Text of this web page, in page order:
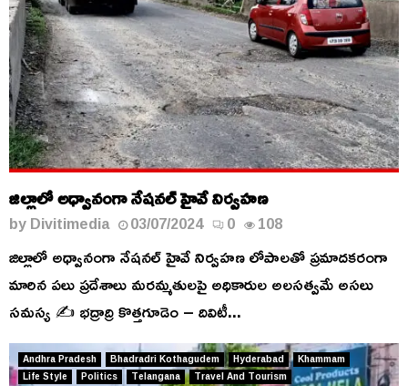
జిల్లాలో అధ్వానంగా నేషనల్ హైవే నిర్వహణ
byDivitimedia 03/07/2024 0 108
జిల్లాలో అధ్వానంగా నేషనల్ హైవే నిర్వహణ లోపాలతో ప్రమాదకరంగా
మారిన పలు ప్రదేశాలు మరమ్మతులపై అధికారుల అలసత్వమే అసలు
సమస్య ✍️ భద్రాద్రి కొత్తగూడెం – దివిటీ...
Andhra Pradesh Bhadradri Kothagudem Hyderabad
Khammam
Life Style
Politics Telangana Travel And Tourism